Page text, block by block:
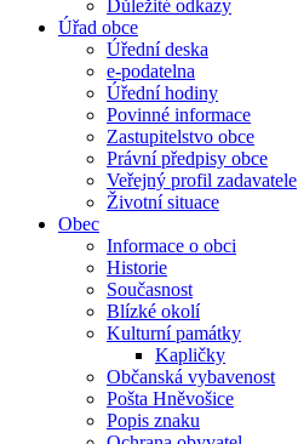
Důležité odkazy
Úřad obce
Úřední deska
e-podatelna
Úřední hodiny
Povinné informace
Zastupitelstvo obce
Právní předpisy obce
Veřejný profil zadavatele
Životní situace
Obec
Informace o obci
Historie
Současnost
Blízké okolí
Kulturní památky
Kapličky
Občanská vybavenost
Pošta Hněvošice
Popis znaku